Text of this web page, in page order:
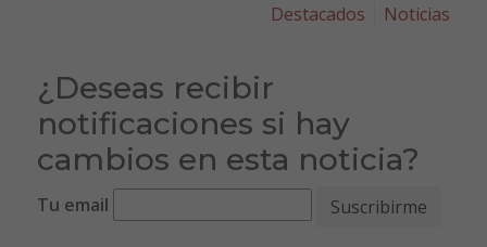
Destacados
Noticias
¿Deseas recibir
notificaciones si hay
cambios en esta noticia?
Tu email